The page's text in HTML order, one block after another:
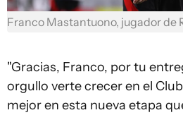
Franco Mastantuono, jugador de
"Gracias, Franco, por tu
orgullo verte crecer en el
mejor en esta nueva etapa